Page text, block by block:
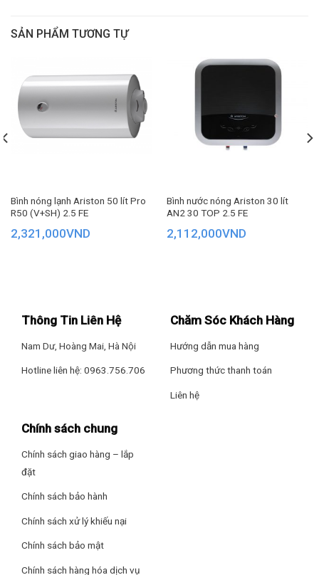
bạn được đắm mình trong dòng nước nóng thư giãn gần
như ngay lập tức
lớp vỏ chống thấm nước IP25
Sử dụng vật liệu chống thấm nước IP25 tiêu chuẩn châu Âu,
cho nước và bụi bẩn xâm nhập vào bên trong làm chập
với thời gian cho máy.
Ngăn chặn mối nguy rò rỉ điện với cầu dao chống rò điện
SẢN PHẨM TƯƠNG TỰ
Bình nóng lạnh Ariston 50 lít Pro
R50 (V+SH) 2.5 FE
2,321,000VND
Bình nước nóng Ariston 30 lít
AN2 30 TOP 2.5 FE
2,112,000VND
Thông Tin Liên Hệ
Nam Dư, Hoàng Mai, Hà Nội
Hotline liên hệ: 0963.756.706
Chăm Sóc Khách Hàng
Hướng dẫn mua hàng
Phương thức thanh toán
Liên hệ
Chính sách chung
Chính sách giao hàng – lắp
đặt
Chính sách bảo hành
Chính sách xử lý khiếu nại
Chính sách bảo mật
Chính sách hàng hóa dịch vụ